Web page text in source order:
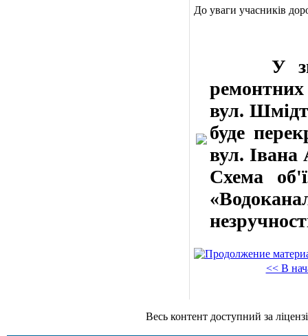
До уваги учасників
У
вул.
буде
вул. Івана
Схема
<< В
Весь контент доступний за ліцензією Creative